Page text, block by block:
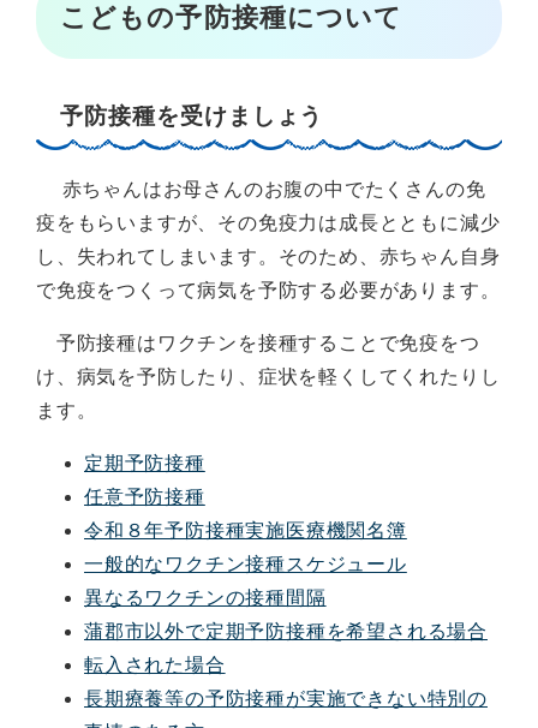
こどもの予防接種について
予防接種を受けましょう
赤ちゃんはお母さんのお腹の中でたくさんの免
疫をもらいますが、その免疫力は成長とともに減少
し、失われてしまいます。そのため、赤ちゃん自身
で免疫をつくって病気を予防する必要があります。
予防接種はワクチンを接種することで免疫をつ
け、病気を予防したり、症状を軽くしてくれたりし
ます。
定期予防接種
任意予防接種
令和８年予防接種実施医療機関名簿
一般的なワクチン接種スケジュール
異なるワクチンの接種間隔
蒲郡市以外で定期予防接種を希望される場合
転入された場合
長期療養等の予防接種が実施できない特別の